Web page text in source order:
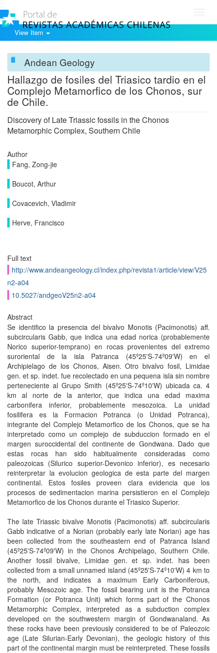
View Item
Andean Geology
Hallazgo de fosiles del Triasico tardio en el
Complejo Metamorfico de los Chonos, sur
de Chile.
Discovery of Late Triassic fossils in the Chonos
Metamorphic Complex, Southern Chile
Author
Fang, Zong-jie
Boucot, Arthur
Covacevich, Vladimir
Herve, Francisco
Full text
http://www.andeangeology.cl/index.php/revista1/article/view/V25
n2-a04
10.5027/andgeoV25n2-a04
Abstract
Se identifico la presencia del bivalvo Monotis (Pacimonotis) aff.
subcircularis Gabb, que indica una edad norica (probablemente
Norico superior-temprano) en rocas provenientes del extremo
suroriental de la isla Patranca (45º25'S-74º09'W) en el
Archipielago de los Chonos, Aisen. Otro bivalvo fosil, Limidae
gen. et sp. indet. fue recolectado en una pequena isla sin nombre
perteneciente al Grupo Smith (45º25'S-74º10'W) ubicada ca. 4
km al norte de la anterior, que indica una edad maxima
carbonifera inferior, probablemente mesozoica. La unidad
fosilifera es la Formacion Potranca (o Unidad Potranca),
integrante del Complejo Metamorfico de los Chonos, que se ha
interpretado como un complejo de subduccion formado en el
margen suroccidental del continente de Gondwana. Dado que
estas rocas han sido habitualmente consideradas como
paleozoicas (Silurico superior-Devonico inferior), es necesario
reinterpretar la evolucion geologica de esta parte del margen
continental. Estos fosiles proveen clara evidencia que los
procesos de sedimentacion marina persistieron en el Complejo
Metamorfico de los Chonos durante el Triasico Superior.
The late Triassic bivalve Monotis (Pacimonotis) aff. subcircularis
Gabb indicative of a Norian (probably early late Norian) age has
been collected from the southeastern end of Patranca Island
(45º25'S-74º09'W) in the Chonos Archipelago, Southern Chile.
Another fossil bivalve, Limidae gen. et sp. indet. has been
collected from a small unnamed island (45º25'S-74º10'W) 4 km to
the north, and indicates a maximum Early Carboniferous,
probably Mesozoic age. The fossil bearing unit is the Potranca
Formation (or Potranca Unit) which forms part of the Chonos
Metamorphic Complex, interpreted as a subduction complex
developed on the southwestern margin of Gondwanaland. As
these rocks have been previously considered to be of Paleozoic
age (Late Silurian-Early Devonian), the geologic history of this
part of the continental margin must be reinterpreted. These fossils